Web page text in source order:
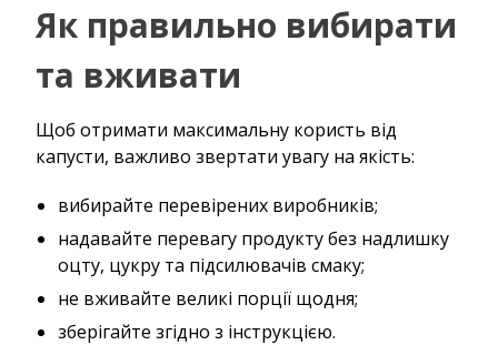
Як правильно вибирати
та вживати
Щоб отримати максимальну користь від
капусти, важливо звертати увагу на якість:
вибирайте перевірених виробників;
надавайте перевагу продукту без надлишку
оцту, цукру та підсилювачів смаку;
не вживайте великі порції щодня;
зберігайте згідно з інструкцією.